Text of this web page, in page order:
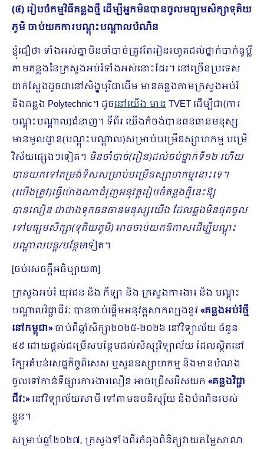
(៤) រៀបចំកម្មវិធីគន្លងថ្មី ដើម្បីអ្នកមិនបានចូលមធ្យមសិក្សាទុតិយ
ភូមិ ចាប់យកការបណ្តុះបណ្តាលបំណិន
ខ្ញុំជឿថា ទាំងអស់គ្នាមិនចាំបាច់ត្រូវតែរៀនរហូតដល់ថ្នាក់បាក់ឌូប្លិ៍
តាមគន្លងនៃក្រសួងអប់រំទាំងអស់នោះដែរ។ នៅច្រើនប្រទេស
ជាក់ស្ដែងដូចជានៅសិង្ហបុរីជាដើម មានគន្លងតាមក្រសួងអប់រំ
និងគន្លង Polytechnic។ ដូចនៅយើង មានTVET ដើម្បីជា(ការ
បណ្តុះបណ្តាល)ជំនាញ។ ទីពីរ យើងក៏ចង់បានធនធានមនុស្ស
មានមូលដ្ឋាន(បណ្តុះបណ្តាល)សម្រាប់បម្រើឧស្សាហកម្ម បម្រើ
វិស័យផ្សេងៗទៀត។ មិនចាំបាច់(រៀន)ដល់ចប់ថ្នាក់ទី១២ ហើយ
បានយកទៅតម្រង់ទិសសម្រាប់បម្រើឧស្សាហកម្មនោះទេ។
(យើងត្រូវ)ធ្វើយ៉ាងណាជំរុញអនុវត្តរៀបចំគន្លងថ្មីនេះឱ្យ
បានលឿន ជាជាងទុកធនធានមនុស្សយើង ដែលឆ្លងមិនផុតចូល
ទៅមធ្យមសិក្សា(ទុតិយភូមិ) អាចចាប់យកឱកាសដើម្បីបណ្ដុះ
បណ្ដាលបន្ត/បន្ថែមទៀត។
[ចប់សេចក្ដីអធិប្បាយ៣]
ក្រសួងអប់រំ យុវជន និង កីឡា និង ក្រសួងការងារ និង បណ្តុះ
បណ្តាលវិជ្ជាជីវៈ បានចាប់ផ្តើមអនុវត្តសាកល្បងនូវ«គន្លងអប់រំថ្មី
នៅកម្ពុជា»ចាប់ពីឆ្នាំសិក្សា២០២៥-២០២៦ នៅវិទ្យាល័យ ចំនួន
៤៩ ដោយផ្តល់ជម្រើសបន្ថែមដល់សិស្សវិទ្យាល័យ ដែលស្ថិតនៅ
ក្បែរតំបន់សេដ្ឋកិច្ចពិសេស ឬសួនឧស្សាហកម្ម និងមានបំណង
ចូលទៅកាន់ទីផ្សារការងារលឿន អាចជ្រើសរើសយក«គន្លងវិជ្ជា
ជីវៈ»នៅវិទ្យាល័យសាមី ទៅតាមឧបនិស្ស័យ និងបំណិនរបស់
ខ្លួន។
សម្រាប់ឆ្នាំ២០២៧, ក្រសួងទាំងពីរកំពុងពិនិត្យវាយតម្លៃសាលា